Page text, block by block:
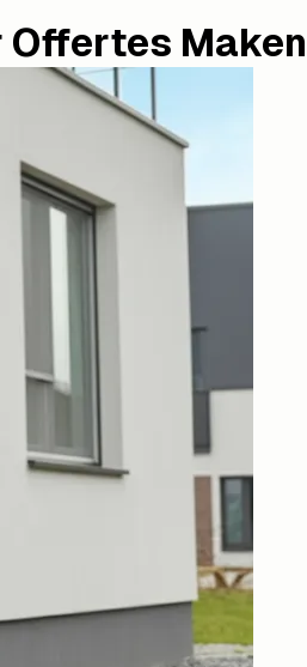
Maken